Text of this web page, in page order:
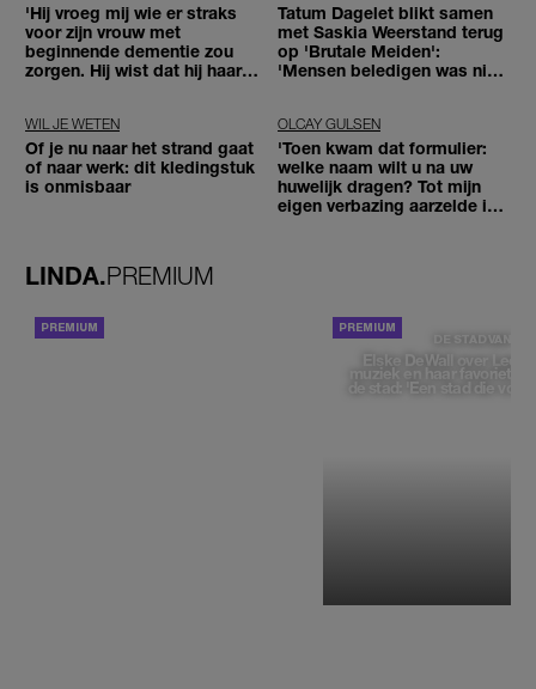
'Hij vroeg mij wie er straks
voor zijn vrouw met
beginnende dementie zou
zorgen. Hij wist dat hij haar
Tatum Dagelet blikt samen
met Saskia Weerstand terug
op 'Brutale Meiden':
'Mensen beledigen was niet
WIL JE WETEN
Of je nu naar het strand gaat
of naar werk: dit kledingstuk
is onmisbaar
OLCAY GULSEN
'Toen kwam dat formulier:
welke naam wilt u na uw
huwelijk dragen? Tot mijn
eigen verbazing aarzelde ik
LINDA.PREMIUM
DE STAD VAN
Elske DeWall over
muziek en haar favoriete
de stad: 'Een stad die